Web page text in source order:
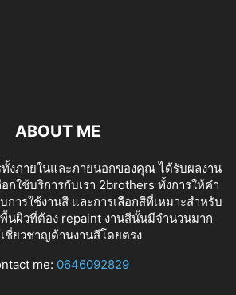
ABOUT ME
ทั้งภายในและภายนอกของคุณ ได้รับผลงาน
ใช้บริการกับเรา 2brothers ทั้งการให้คำ
การใช้งานสี และการเลือกสีที่เหมาะสำหรับ
นผิวที่ต้อง repaint งานสีนั้นมีจำนวนมาก
ชี่ยวชาญด้านงานสีโดยตรงtv izle
me: 0646092829